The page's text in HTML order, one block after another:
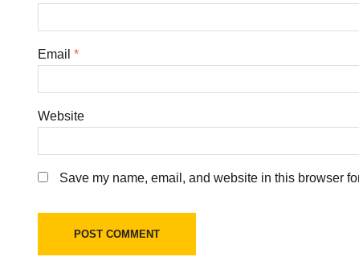
Email *
Website
Save my name, email, and website in this browser